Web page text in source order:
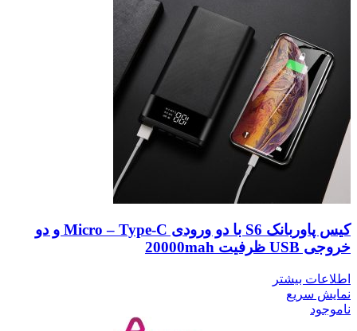
کیس پاوربانک S6 با دو ورودی Micro – Type-C و دو
خروجی USB ظرفیت 20000mah
اطلاعات بیشتر
نمایش سریع
ناموجود